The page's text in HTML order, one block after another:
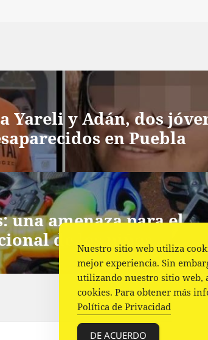
Yareli y Adán, dos
en Puebla
una amenaza para el
de los niños
Nuestro sitio web utiliza
mejor experiencia. Sin
utilizando nuestro sitio web,
cookies. Para obtener más
Política de Privacidad
DE ACUERDO